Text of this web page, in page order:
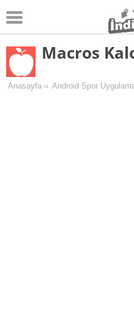
Android
Pc Oyunları
Macros
Anasayfa ›› Android Spor